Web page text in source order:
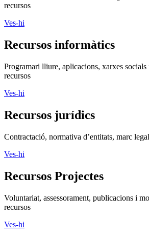
recursos
Ves-hi
Recursos informàtics
Programari lliure, aplicacions, xarxes socials
recursos
Ves-hi
Recursos jurídics
Contractació, normativa d’entitats, marc
Ves-hi
Recursos Projectes
Voluntariat, assessorament, publicacions i
recursos
Ves-hi